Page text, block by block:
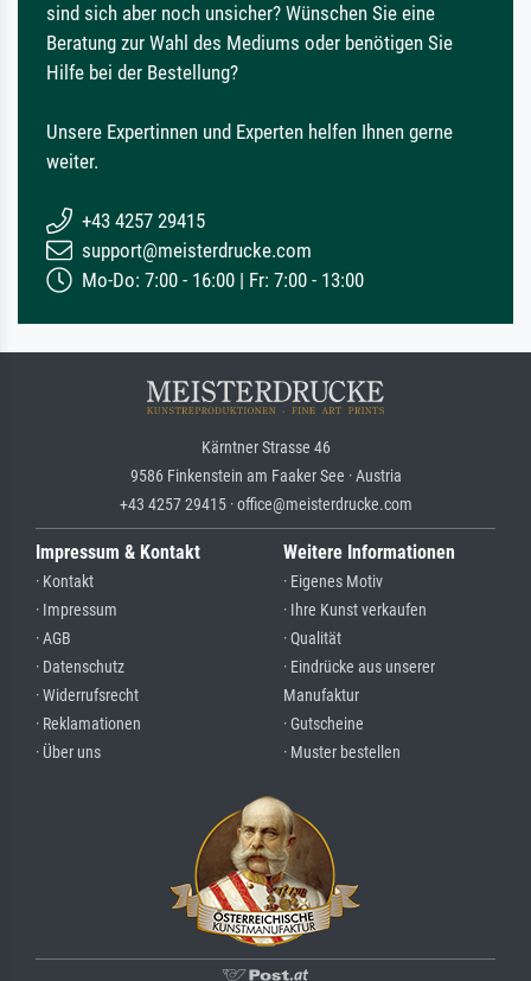
sind sich aber noch unsicher? Wünschen Sie eine
Beratung zur Wahl des Mediums oder benötigen Sie
Hilfe bei der Bestellung?
Unsere Expertinnen und Experten helfen Ihnen gerne
weiter.
+43 4257 29415
support@meisterdrucke.com
Mo-Do: 7:00 - 16:00 | Fr: 7:00 - 13:00
Kärntner Strasse 46
9586 Finkenstein am Faaker See · Austria
+43 4257 29415 · office@meisterdrucke.com
Impressum & Kontakt
· Kontakt
· Impressum
· AGB
· Datenschutz
· Widerrufsrecht
· Reklamationen
· Über uns
Weitere Informationen
· Eigenes Motiv
· Ihre Kunst verkaufen
· Qualität
· Eindrücke aus unserer
Manufaktur
· Gutscheine
· Muster bestellen